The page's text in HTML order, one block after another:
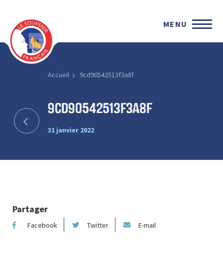
MENU
Accueil 9cd90542513f3a8f
9cd90542513f3a8f
31 janvier 2022
Partager
Facebook Twitter E-mail